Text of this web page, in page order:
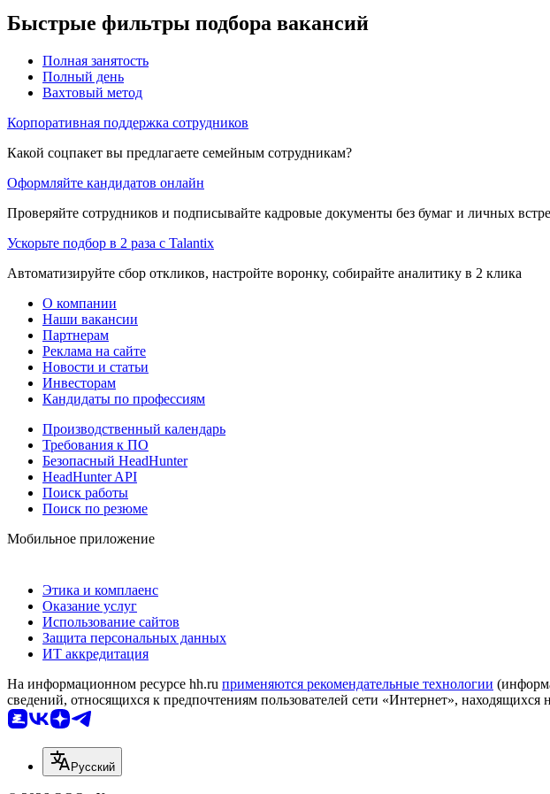
Быстрые фильтры подбора вакансий
Полная занятость
Полный день
Вахтовый метод
Корпоративная поддержка сотрудников
Какой соцпакет вы предлагаете семейным сотрудникам?
Оформляйте кандидатов онлайн
Проверяйте сотрудников и подписывайте кадровые документы без бумаг и личных
Ускорьте подбор в 2 раза с Talantix
Автоматизируйте сбор откликов, настройте воронку, собирайте аналитику в 2 клика
О компании
Наши вакансии
Партнерам
Реклама на сайте
Новости и статьи
Инвесторам
Кандидаты по профессиям
Производственный календарь
Требования к ПО
Безопасный HeadHunter
HeadHunter API
Поиск работы
Поиск по резюме
Мобильное приложение
Этика и комплаенс
Оказание услуг
Использование сайтов
Защита персональных данных
ИТ аккредитация
На информационном ресурсе hh.ru применяются рекомендательные технологии
сведений, относящихся к предпочтениям пользователей сети «Интернет»,
Русский